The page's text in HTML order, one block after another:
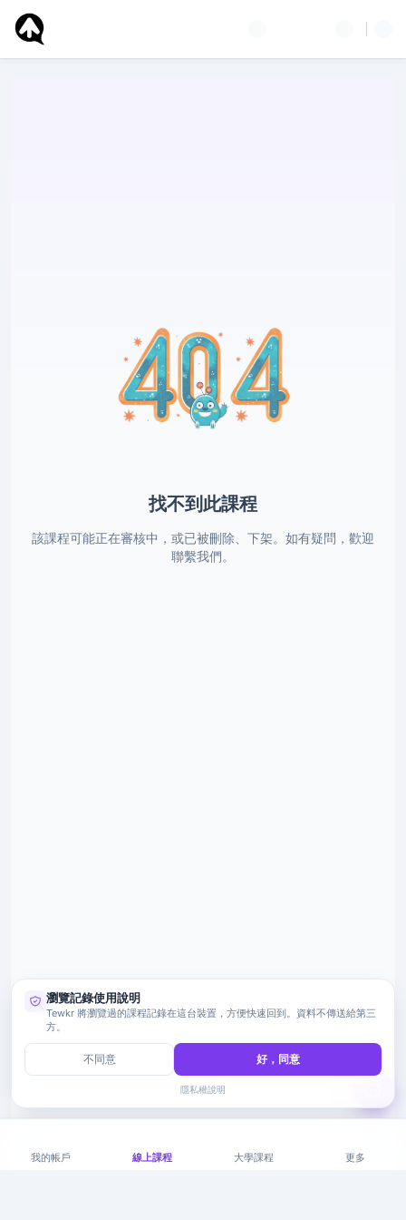
找不到此課程
該課程可能正在審核中，或已被刪除、下架。如有疑問，歡迎
聯繫我們。
我的帳戶 線上課程 大學課程 更多
瀏覽記錄使用說明
Tewkr 將瀏覽過的課程記錄在這台裝置，方便快速回到。資料不傳送給第三
方。
不同意 好，同意
隱私權說明